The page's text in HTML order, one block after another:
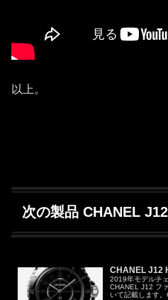
以上。
次の製品 CHANEL
CHANEL J12
2019年モデルチ
CHANEL J12 フ
いて記載します